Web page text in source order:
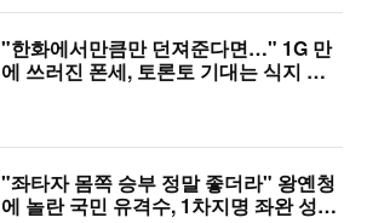
"한화에서만큼만 던져준다면…" 1G 만
에 쓰러진 폰세, 토론토 기대는 식지 않
"좌타자 몸쪽 승부 정말 좋더라" 왕옌청
에 놀란 국민 유격수, 1차지명 좌완 성장